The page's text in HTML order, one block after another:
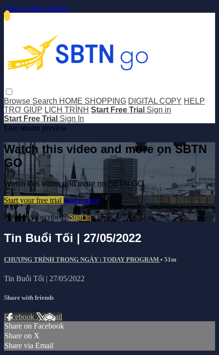
Skip to main content
Browse Search HOME SHOPPING DIGITAL COPY HELP
TRỢ GIÚP LỊCH TRÌNH Start Free Trial Sign in
Start Free Trial Sign In
Live stream preview
Watch this video and more on SBTN
GO
Watch this video and more on SBTN GO
Start your free trial Learn more
Already subscribed?Sign in
Tin Buổi Tối | 27/05/2022
CHƯƠNG TRÌNH TRONG NGÀY | TODAY PROGRAM • 51m
Tin Buổi Tối | 27/05/2022
Share with friends
Facebook XEmail
Share on Facebook
Share on X
Share via Email